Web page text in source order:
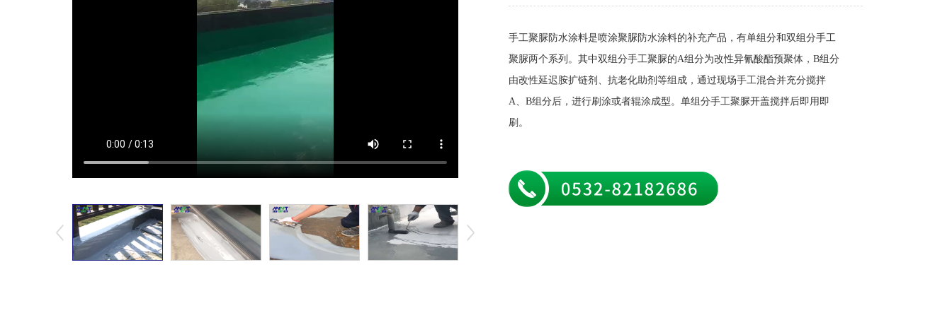
手工聚脲防水涂料是喷涂聚脲防水涂料的补充产品，有单组分和双组分手工
聚脲两个系列。其中双组分手工聚脲的A组分为改性异氰酸酯预聚体，B组分
由改性延迟胺扩链剂、抗老化助剂等组成，通过现场手工混合并充分搅拌
A、B组分后，进行刷涂或者辊涂成型。单组分手工聚脲开盖搅拌后即用即
刷。